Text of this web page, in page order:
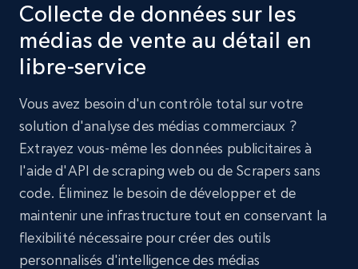
Collecte de données sur les
médias de vente au détail en
libre-service
Vous avez besoin d'un contrôle total sur votre
solution d'analyse des médias commerciaux ?
Extrayez vous-même les données publicitaires à
l'aide d'API de scraping web ou de Scrapers sans
code. Éliminez le besoin de développer et de
maintenir une infrastructure tout en conservant la
flexibilité nécessaire pour créer des outils
personnalisés d'intelligence des médias